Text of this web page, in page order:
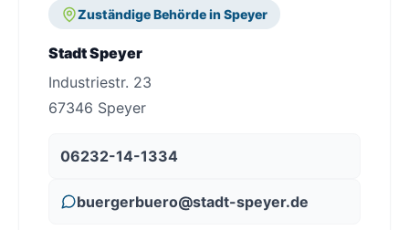
Zuständige Behörde in Speyer
Stadt Speyer
Industriestr. 23
67346 Speyer
06232-14-1334
buergerbuero@stadt-speyer.de